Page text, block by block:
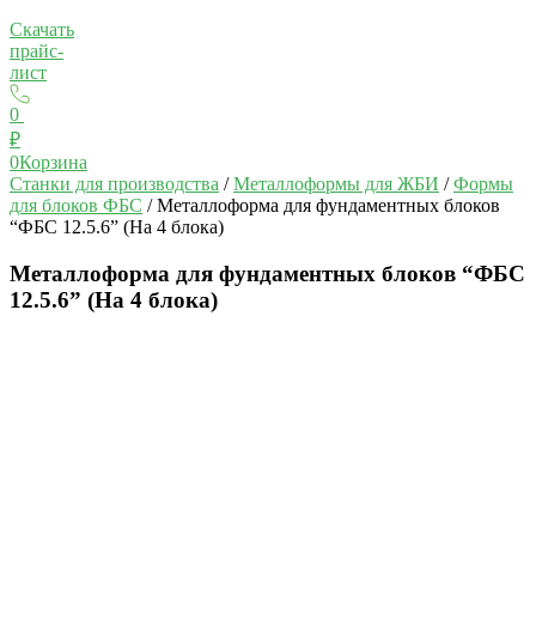
Скачать
прайс-
лист
0
₽
0Корзина
Станки для производства /Металлоформы для ЖБИ /Формы
для блоков ФБС / Металлоформа для фундаментных блоков
“ФБС 12.5.6” (На 4 блока)
Металлоформа для фундаментных блоков “ФБС
12.5.6” (На 4 блока)